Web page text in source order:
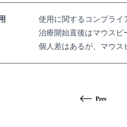
使用に関するコンプライ
治療開始直後はマウスピ
個人差はあるが、マウス
Prev